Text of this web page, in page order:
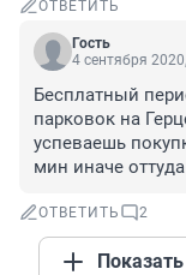
ОТВЕТИТЬ
Гость
4 сентября
Бесплатный
парковок на
успеваешь
мин иначе
ОТВЕТИТЬ 2